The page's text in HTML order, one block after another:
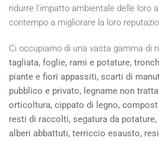
ridurre l'impatto ambientale delle loro
contempo a migliorare la loro
Ci occupiamo di una vasta gamma di
tagliata, foglie, rami e potature,
piante e fiori appassiti, scarti di
pubblico e privato, legname non
orticoltura, cippato di legno,
resti di raccolti, segatura da
alberi abbattuti, terriccio esausto,